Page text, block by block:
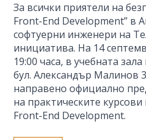
За всички приятели на
Front-End Development” в
софтуерни инженери на
инициатива. На 14
19:00 часа, в учебната
бул. Александър Малинов
направено официално
на практическите
Front-End Development.